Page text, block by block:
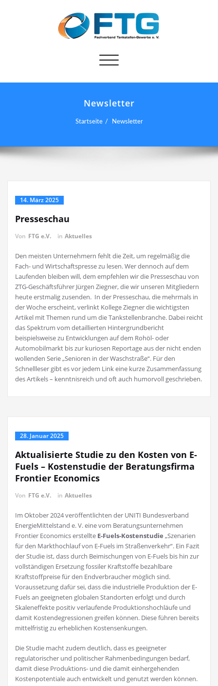
Schalte
Newsletter
Startseite Newsletter
14. März 2025
Presseschau
Von FTG e.V. in Aktuelles
Den meisten Unternehmern fehlt die Zeit, um regelmäßig die
Fach- und Wirtschaftspresse zu lesen. Wer dennoch auf dem
Laufenden bleiben will, dem empfehlen wir die Presseschau von
ZTG-Geschäftsführer Jürgen Ziegner, die wir unseren Mitgliedern
heute erstmalig zusenden. In der Presseschau, die mehrmals in
der Woche erscheint, verlinkt Kollege Ziegner die wichtigsten
Artikel mit Themen rund um die Tankstellenbranche. Dabei reicht
das Spektrum vom detaillierten Hintergrundbericht
beispielsweise zu Entwicklungen auf dem Rohöl- oder
Automobilmarkt bis zur kuriosen Reportage aus der nicht enden
wollenden Serie „Senioren in der Waschstraße“. Für den
Schnellleser gibt es vor jedem Link eine kurze Zusammenfassung
des Artikels – kenntnisreich und oft auch humorvoll geschrieben.
28. Januar 2025
Aktualisierte Studie zu den Kosten von E-
Fuels – Kostenstudie der Beratungsfirma
Frontier Economics
Von FTG e.V. in Aktuelles
Im Oktober 2024 veröffentlichten der UNITI Bundesverband
EnergieMittelstand e. V. eine vom Beratungsunternehmen
Frontier Economics erstellte E-Fuels-Kostenstudie „Szenarien
für den Markthochlauf von E-Fuels im Straßenverkehr“. Ein Fazit
der Studie ist, dass durch Beimischungen von E-Fuels bis hin zur
vollständigen Ersetzung fossiler Kraftstoffe bezahlbare
Kraftstoffpreise für den Endverbraucher möglich sind.
Voraussetzung dafür sei, dass die industrielle Produktion der E-
Fuels an geeigneten globalen Standorten erfolgt und durch
Skaleneffekte positiv verlaufende Produktionshochläufe und
damit Kostendegressionen greifen können. Diese führen bereits
mittelfristig zu erheblichen Kostensenkungen.
Die Studie macht zudem deutlich, dass es geeigneter
regulatorischer und politischer Rahmenbedingungen bedarf,
damit diese Produktions- und die damit einhergehenden
Kostenpotentiale auch entwickelt und genutzt werden können.